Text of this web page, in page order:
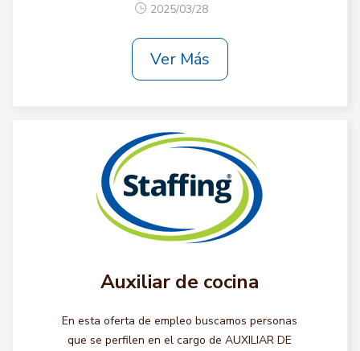
2025/03/28
Ver Más
Auxiliar de cocina
En esta oferta de empleo buscamos personas
que se perfilen en el cargo de AUXILIAR DE